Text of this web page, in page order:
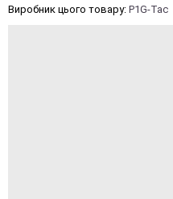
Виробник цього товару: P1G-Tac